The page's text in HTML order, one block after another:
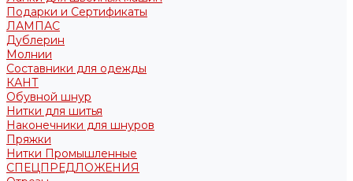
Подарки и Сертификаты
ЛАМПАС
Дублерин
Молнии
Составники для одежды
КАНТ
Обувной шнур
Нитки для шитья
Наконечники для шнуров
Пряжки
Нитки Промышленные
СПЕЦПРЕДЛОЖЕНИЯ